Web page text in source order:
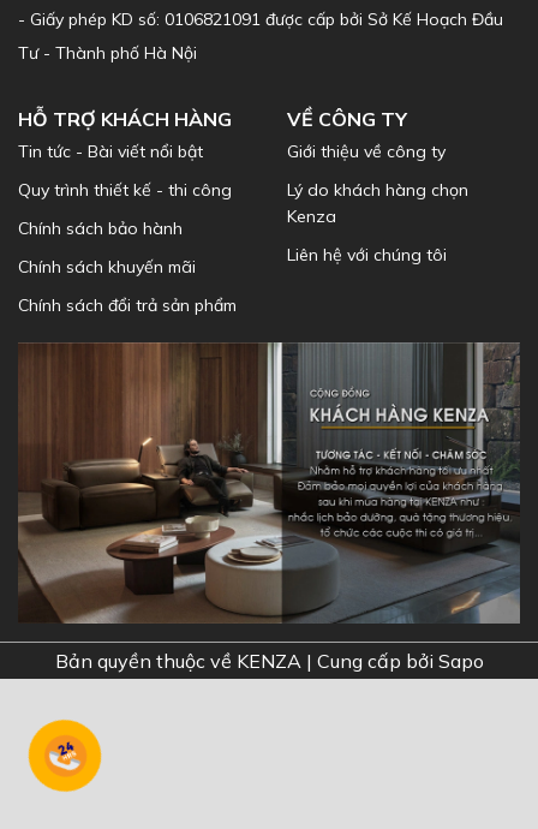
- Giấy phép KD số: 0106821091 được cấp bởi Sở Kế Hoạch Đầu
Tư - Thành phố Hà Nội
HỖ TRỢ KHÁCH HÀNG
Tin tức - Bài viết nổi bật
Quy trình thiết kế - thi công
Chính sách bảo hành
Chính sách khuyến mãi
Chính sách đổi trả sản phẩm
VỀ CÔNG TY
Giới thiệu về công ty
Lý do khách hàng chọn
Kenza
Liên hệ với chúng tôi
Bản quyền thuộc về KENZA | Cung cấp bởi Sapo